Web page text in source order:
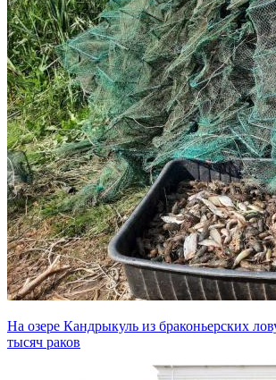
На озере Кандрыкуль из браконьерских
тысяч раков